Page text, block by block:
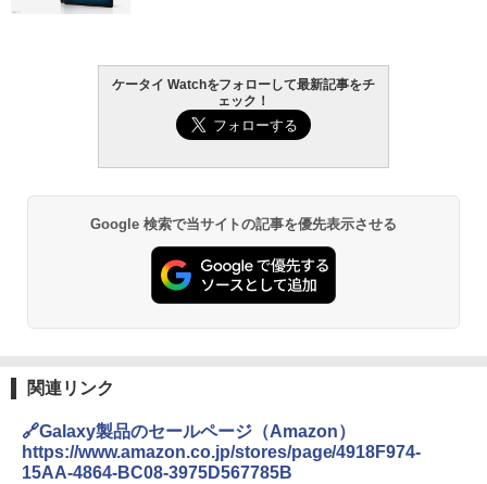
ケータイ Watchをフォローして最新記事をチ
ェック！
Google 検索で当サイトの記事を優先表示させる
関連リンク
🔗Galaxy製品のセールページ（Amazon）
https://www.amazon.co.jp/stores/page/4918F974-
15AA-4864-BC08-3975D567785B